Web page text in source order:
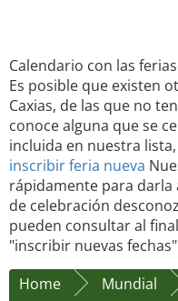
Calendario con las
Es posible que existen
Caxias, de las que no
conoce alguna que se
incluida en nuestra
inscribir feria nueva
rápidamente para darla
de celebración
pueden consultar al
"inscribir nuevas
Home
Mundial